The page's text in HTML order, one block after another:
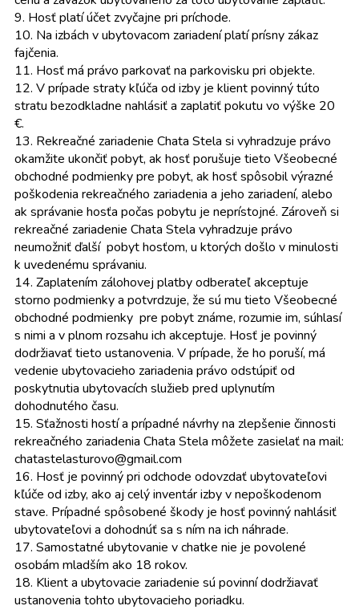
9. Hosť platí účet zvyčajne pri príchode.
10. Na izbách v ubytovacom zariadení platí prísny zákaz
fajčenia.
11. Hosť má právo parkovať na parkovisku pri objekte.
12. V prípade straty kľúča od izby je klient povinný túto
stratu bezodkladne nahlásiť a zaplatiť pokutu vo výške 20
€.
13. Rekreačné zariadenie Chata Stela si vyhradzuje právo
okamžite ukončiť pobyt, ak hosť porušuje tieto Všeobecné
obchodné podmienky pre pobyt, ak hosť spôsobil výrazné
poškodenia rekreačného zariadenia a jeho zariadení, alebo
ak správanie hosťa počas pobytu je neprístojné. Zároveň si
rekreačné zariadenie Chata Stela vyhradzuje právo
neumožniť ďalší pobyt hosťom, u ktorých došlo v minulosti
k uvedenému správaniu.
14. Zaplatením zálohovej platby odberateľ akceptuje
storno podmienky a potvrdzuje, že sú mu tieto Všeobecné
obchodné podmienky pre pobyt známe, rozumie im, súhlasí
s nimi a v plnom rozsahu ich akceptuje. Hosť je povinný
dodržiavať tieto ustanovenia. V prípade, že ho poruší, má
vedenie ubytovacieho zariadenia právo odstúpiť od
poskytnutia ubytovacích služieb pred uplynutím
dohodnutého času.
15. Sťažnosti hostí a prípadné návrhy na zlepšenie činnosti
rekreačného zariadenia Chata Stela môžete zasielať na mail:
chatastelasturovo@gmail.com
16. Hosť je povinný pri odchode odovzdať ubytovateľovi
kľúče od izby, ako aj celý inventár izby v nepoškodenom
stave. Prípadné spôsobené škody je hosť povinný nahlásiť
ubytovateľovi a dohodnúť sa s ním na ich náhrade.
17. Samostatné ubytovanie v chatke nie je povolené
osobám mladším ako 18 rokov.
18. Klient a ubytovacie zariadenie sú povinní dodržiavať
ustanovenia tohto ubytovacieho poriadku.